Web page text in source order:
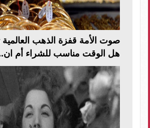
صوت الأمة قفزة الذهب العالمية
هل الوقت مناسب للشراء أم